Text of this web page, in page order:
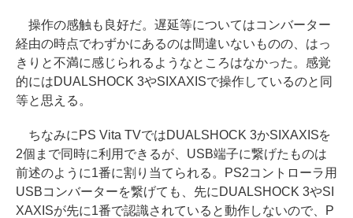
操作の感触も良好だ。遅延等についてはコンバーター
経由の時点でわずかにあるのは間違いないものの、はっ
きりと不満に感じられるようなところはなかった。感覚
的にはDUALSHOCK 3やSIXAXISで操作しているのと同
等と思える。
ちなみにPS Vita TVではDUALSHOCK 3かSIXAXISを
2個まで同時に利用できるが、USB端子に繋げたものは
前述のように1番に割り当てられる。PS2コントローラ用
USBコンバーターを繋げても、先にDUALSHOCK 3やSI
XAXISが先に1番で認識されていると動作しないので、P